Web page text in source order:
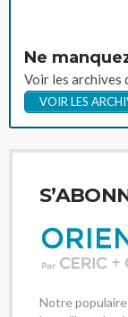
Ne
Voir les archives
VOIR LES
Notre